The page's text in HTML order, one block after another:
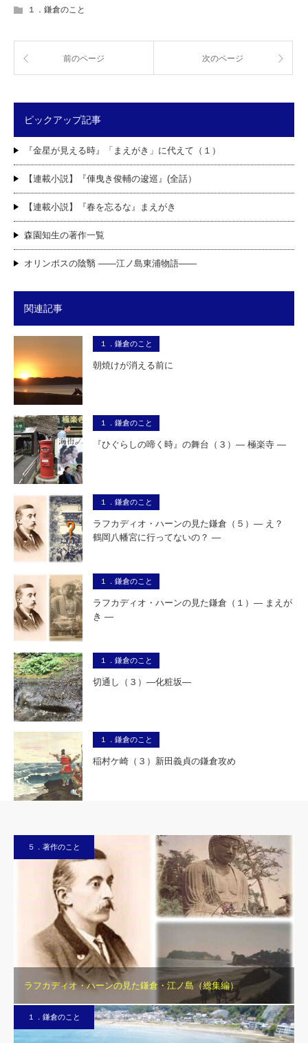
１．鎌倉のこと
前のページ 次のページ
ピックアップ記事
『金星が見える時』「まえがき」に代えて（１）
【連載小説】『俥曳き俊輔の逡巡』(全話）
【連載小説】『春を忘るな』まえがき
森園知生の著作一覧
オリンポスの陰翳 ――江ノ島東浦物語――
関連記事
１．鎌倉のこと
朝焼けが消える前に
１．鎌倉のこと
『ひぐらしの啼く時』の舞台（３）― 極楽寺 ―
１．鎌倉のこと
ラフカディオ・ハーンの見た鎌倉（５）― え？
鶴岡八幡宮に行ってないの？ ―
１．鎌倉のこと
ラフカディオ・ハーンの見た鎌倉（１）― まえが
き ―
１．鎌倉のこと
切通し（３）―化粧坂―
１．鎌倉のこと
稲村ケ崎（３）新田義貞の鎌倉攻め
５．著作のこと
ラフカディオ・ハーンの見た鎌倉・江ノ島（総集編）
１．鎌倉のこと